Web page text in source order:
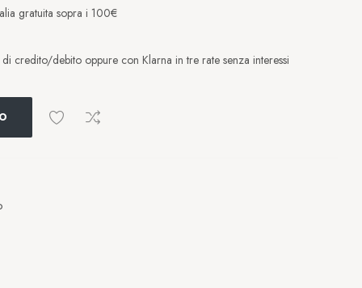
gratuita sopra i 100€
credito/debito oppure con Klarna in tre rate senza interessi